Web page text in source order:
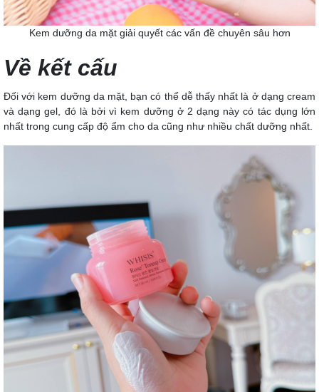
Kem dưỡng da mặt giải quyết các vấn đề chuyên sâu hơn
Về kết cấu
Đối với kem dưỡng da mặt, bạn có thể dễ thấy nhất là ở dạng cream
và dạng gel, đó là bởi vì kem dưỡng ở 2 dạng này có tác dụng lớn
nhất trong cung cấp độ ẩm cho da cũng như nhiều chất dưỡng nhất.